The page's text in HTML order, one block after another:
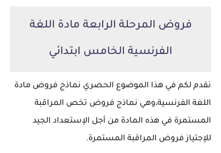
فروض المرحلة الرابعة مادة اللغة
الفرنسية الخامس ابتدائي
نقدم لكم في هذا الموضوع الحصري نماذج فروض مادة
اللغة الفرنسية،وهي نماذج فروض تخص المراقبة
المستمرة في هذه المادة من أجل الإستعداد الجيد
للإجتياز فروض المراقبة المستمرة.